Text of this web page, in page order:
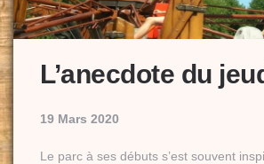
L’anecdote du
19 Mars 2020
Le parc à ses débuts s’est souvent